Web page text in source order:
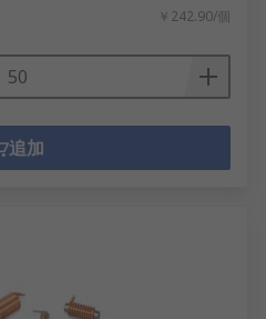
￥242.90/個
追加